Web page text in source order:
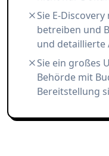
Sie E-
betreiben und
und detaillierte
Sie ein großes
Behörde mit
Bereitstellung